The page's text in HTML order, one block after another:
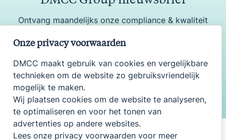
Onze privacy voorwaarden
DMCC maakt gebruik van cookies en vergelijkbare
technieken om de website zo gebruiksvriendelijk
mogelijk te maken.
Wij plaatsen cookies om de website te analyseren,
te optimaliseren en voor het tonen van
advertenties op andere websites.
Lees onze privacy voorwaarden voor meer
Ontvang maandelijks onze compliance & kwaliteit